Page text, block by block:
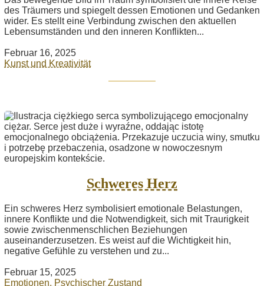
des Träumers und spiegelt dessen Emotionen und Gedanken
wider. Es stellt eine Verbindung zwischen den aktuellen
Lebensumständen und den inneren Konflikten...
Februar 16, 2025
Kunst und Kreativität
Schweres Herz
Ein schweres Herz symbolisiert emotionale Belastungen,
innere Konflikte und die Notwendigkeit, sich mit Traurigkeit
sowie zwischenmenschlichen Beziehungen
auseinanderzusetzen. Es weist auf die Wichtigkeit hin,
negative Gefühle zu verstehen und zu...
Februar 15, 2025
Emotionen, Psychischer Zustand